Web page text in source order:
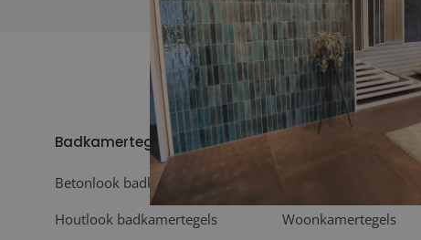
Badkamertegels
Betonlook badkamertegels
Houtlook badkamertegels
Woonkamertegels